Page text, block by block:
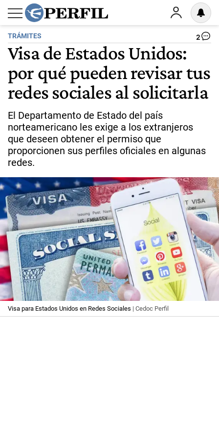
TRÁMITES 2
Visa de Estados Unidos:
por qué pueden revisar tus
redes sociales al solicitarla
El Departamento de Estado del país
norteamericano les exige a los extranjeros
que deseen obtener el permiso que
proporcionen sus perfiles oficiales en algunas
redes.
Visa para Estados Unidos en Redes Sociales | Cedoc Perfil